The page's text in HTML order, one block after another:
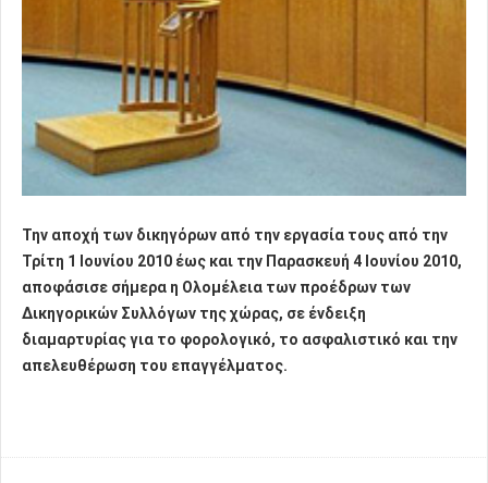
Την αποχή των δικηγόρων από την εργασία τους από την
Τρίτη 1 Ιουνίου 2010 έως και την Παρασκευή 4 Ιουνίου 2010,
αποφάσισε σήμερα η Ολομέλεια των προέδρων των
Δικηγορικών Συλλόγων της χώρας, σε ένδειξη
διαμαρτυρίας για το φορολογικό, το ασφαλιστικό και την
απελευθέρωση του επαγγέλματος.